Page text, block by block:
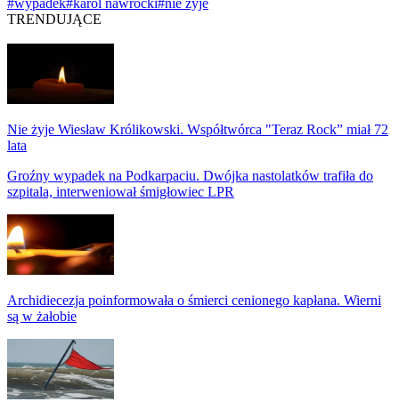
#wypadek#karol nawrocki#nie żyje
TRENDUJĄCE
Nie żyje Wiesław Królikowski. Współtwórca "Teraz Rock” miał 72
lata
Groźny wypadek na Podkarpaciu. Dwójka nastolatków trafiła do
szpitala, interweniował śmigłowiec LPR
Archidiecezja poinformowała o śmierci cenionego kapłana. Wierni
są w żałobie